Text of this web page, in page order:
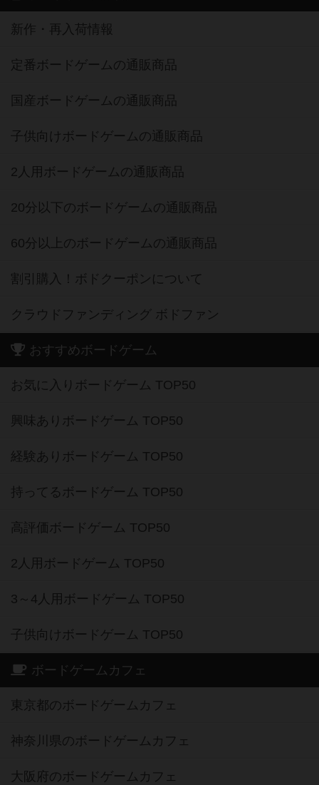
新作・再入荷情報
定番ボードゲームの通販商品
国産ボードゲームの通販商品
子供向けボードゲームの通販商品
2人用ボードゲームの通販商品
20分以下のボードゲームの通販商品
60分以上のボードゲームの通販商品
割引購入！ボドクーポンについて
クラウドファンディング ボドファン
おすすめボードゲーム
お気に入りボードゲーム TOP50
興味ありボードゲーム TOP50
経験ありボードゲーム TOP50
持ってるボードゲーム TOP50
高評価ボードゲーム TOP50
2人用ボードゲーム TOP50
3～4人用ボードゲーム TOP50
子供向けボードゲーム TOP50
ボードゲームカフェ
東京都のボードゲームカフェ
神奈川県のボードゲームカフェ
大阪府のボードゲームカフェ